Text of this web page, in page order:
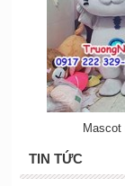
TIN TỨC